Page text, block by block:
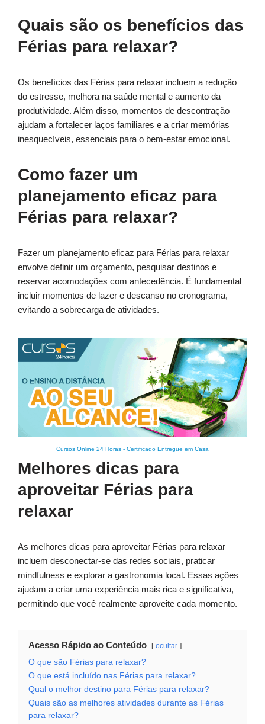
Quais são os benefícios das
Férias para relaxar?
Os benefícios das Férias para relaxar incluem a redução
do estresse, melhora na saúde mental e aumento da
produtividade. Além disso, momentos de descontração
ajudam a fortalecer laços familiares e a criar memórias
inesquecíveis, essenciais para o bem-estar emocional.
Como fazer um
planejamento eficaz para
Férias para relaxar?
Fazer um planejamento eficaz para Férias para relaxar
envolve definir um orçamento, pesquisar destinos e
reservar acomodações com antecedência. É fundamental
incluir momentos de lazer e descanso no cronograma,
evitando a sobrecarga de atividades.
Cursos Online 24 Horas - Certificado Entregue em Casa
Melhores dicas para
aproveitar Férias para
relaxar
As melhores dicas para aproveitar Férias para relaxar
incluem desconectar-se das redes sociais, praticar
mindfulness e explorar a gastronomia local. Essas ações
ajudam a criar uma experiência mais rica e significativa,
permitindo que você realmente aproveite cada momento.
Acesso Rápido ao Conteúdo ocultar
O que são Férias para relaxar?
O que está incluído nas Férias para relaxar?
Qual o melhor destino para Férias para relaxar?
Quais são as melhores atividades durante as Férias
para relaxar?